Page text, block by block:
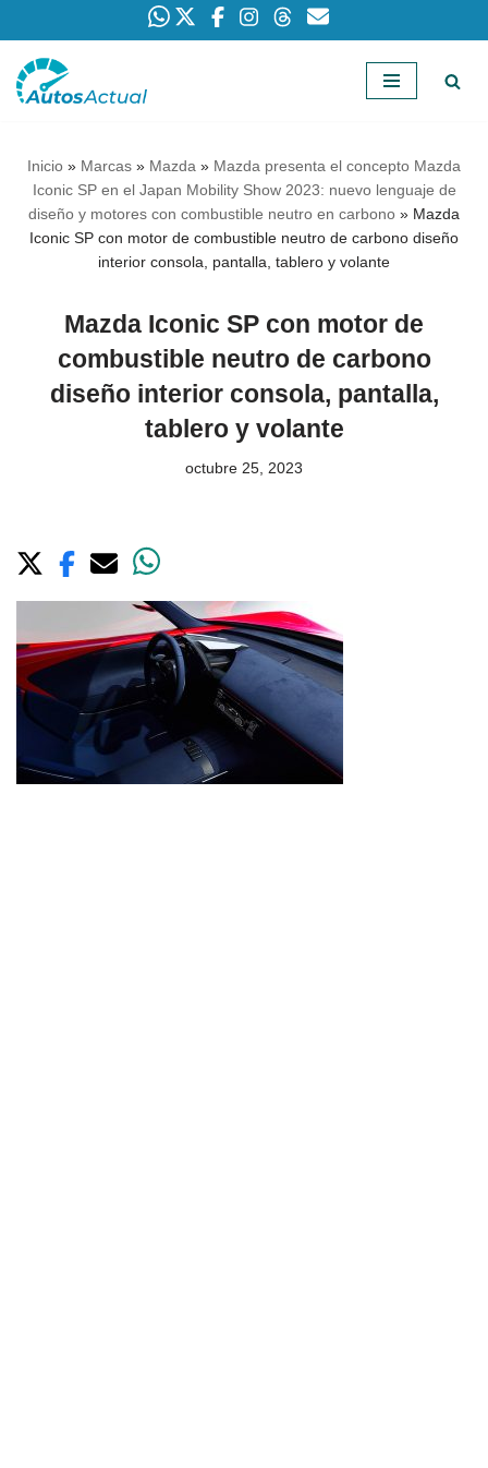
Saltar
Inicio » Marcas » Mazda » Mazda presenta el concepto Mazda
Iconic SP en el Japan Mobility Show 2023: nuevo lenguaje de
diseño y motores con combustible neutro en carbono » Mazda
Iconic SP con motor de combustible neutro de carbono diseño
interior consola, pantalla, tablero y volante
Mazda Iconic SP con motor de
combustible neutro de carbono
diseño interior consola, pantalla,
tablero y volante
octubre 25, 2023